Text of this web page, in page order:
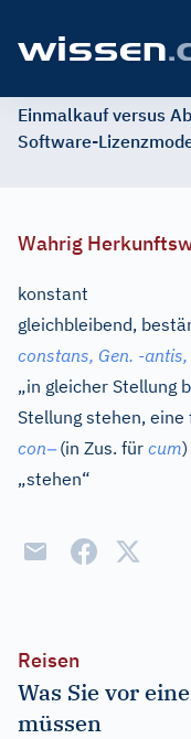
Einmalkauf versus
Software-
Wahrig
konstant
gleichbleibend,
constans, Gen. -antis,
„in gleicher Stellung
Stellung stehen, eine
con–(in Zus. für cum
„stehen“
Reisen
Was Sie vor
müssen